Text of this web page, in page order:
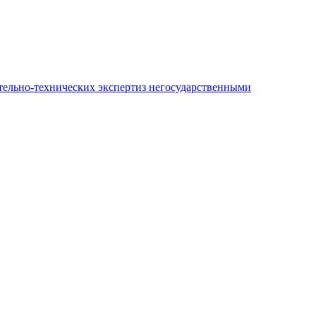
технических экспертиз негосударственными